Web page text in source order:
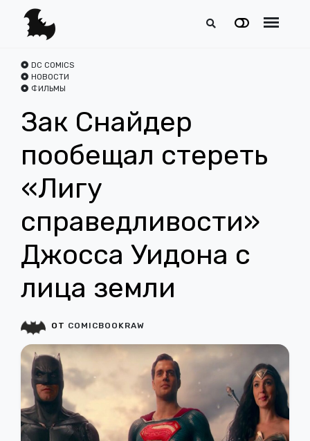
DC COMICS
НОВОСТИ
ФИЛЬМЫ
Зак Снайдер
пообещал стереть
«Лигу
справедливости»
Джосса Уидона с
лица земли
ОТ COMICBOOKRAW